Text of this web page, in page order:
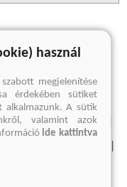
találat
nyilatkozat
használ
megjelenítése
érdekében sütiket
alkalmazunk. A sütik
valamint azok
ide kattintva